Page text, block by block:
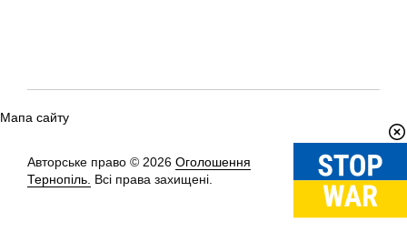
Мапа сайту
Авторське право © 2026 Оголошення
Тернопіль. Всі права захищені.
Вгору↑